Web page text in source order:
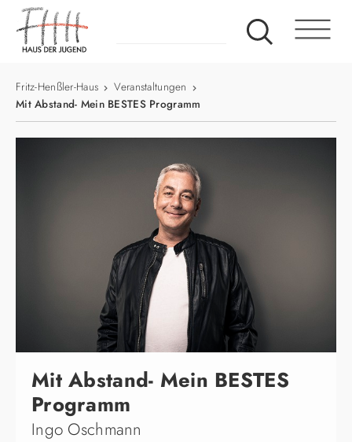
Fritz-Henßler-Haus
Veranstaltungen
Mit Abstand- Mein BESTES Programm
Mit Abstand- Mein BESTES
Programm
Ingo Oschmann